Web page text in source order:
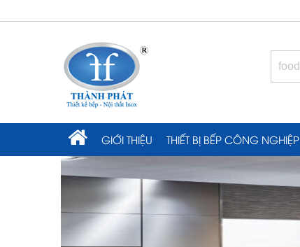
GIỚI THIỆU THIẾT BỊ BẾP CÔNG NGHIỆP